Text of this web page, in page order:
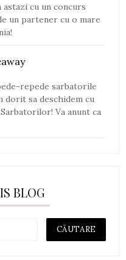
cu un concurs
un partener cu o mare
repede sarbatorile
dorit sa deschidem cu
Va anunt ca
BLOG